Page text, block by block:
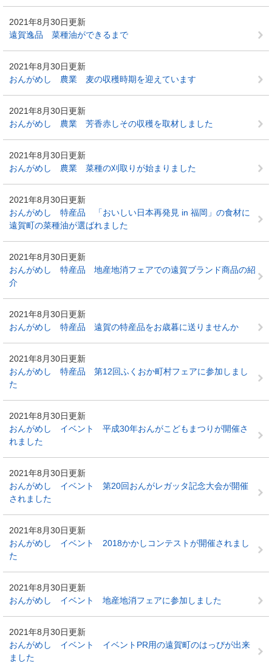
2021年8月30日更新
遠賀逸品 菜種油ができるまで
2021年8月30日更新
おんがめし 農業 麦の収穫時期を迎えています
2021年8月30日更新
おんがめし 農業 芳香赤しその収穫を取材しました
2021年8月30日更新
おんがめし 農業 菜種の刈取りが始まりました
2021年8月30日更新
おんがめし 特産品 「おいしい日本再発見 in 福岡」の食材に
遠賀町の菜種油が選ばれました
2021年8月30日更新
おんがめし 特産品 地産地消フェアでの遠賀ブランド商品の紹
介
2021年8月30日更新
おんがめし 特産品 遠賀の特産品をお歳暮に送りませんか
2021年8月30日更新
おんがめし 特産品 第12回ふくおか町村フェアに参加しまし
た
2021年8月30日更新
おんがめし イベント 平成30年おんがこどもまつりが開催さ
れました
2021年8月30日更新
おんがめし イベント 第20回おんがレガッタ記念大会が開催
されました
2021年8月30日更新
おんがめし イベント 2018かかしコンテストが開催されまし
た
2021年8月30日更新
おんがめし イベント 地産地消フェアに参加しました
2021年8月30日更新
おんがめし イベント イベントPR用の遠賀町のはっぴが出来
ました